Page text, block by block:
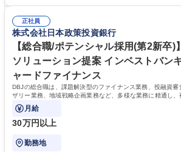
平均100件前後■メール・手紙：同上40件前後 募集職種 中野本社【お客様
相談室】お客様のお声をもとにより良い商品づく
すのでご安心ください。 【当社について】キリン
う会社として、お客様との出会いを大切にし、磨
を込めてコミュニケーションをとりながら広報関
す。 学歴・資格 学歴：大学院 大学 高専 短大 専修学校 高校 語学力： 資
格：
正社員
株式会社日本政策投資銀行
【総合職/ポテンシャル採用(第2新卒)
ソリューション提案 インベストバン
ャードファイナンス
DBJの総合職は、課題解決型のファイナンス業務、投融資審
ザリー業務、地域戦略企画業務など、多様な業務に精通し、
広く社会に貢献していく職種です。
月給
30万円以上
勤務地